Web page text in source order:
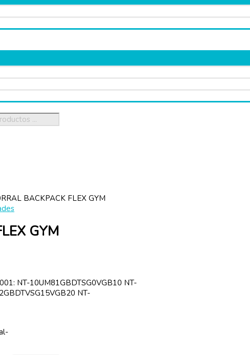
BACKPACK FLEX GYM
GYM
NT-10UM81GBDTSG0VGB10 NT-
NT-